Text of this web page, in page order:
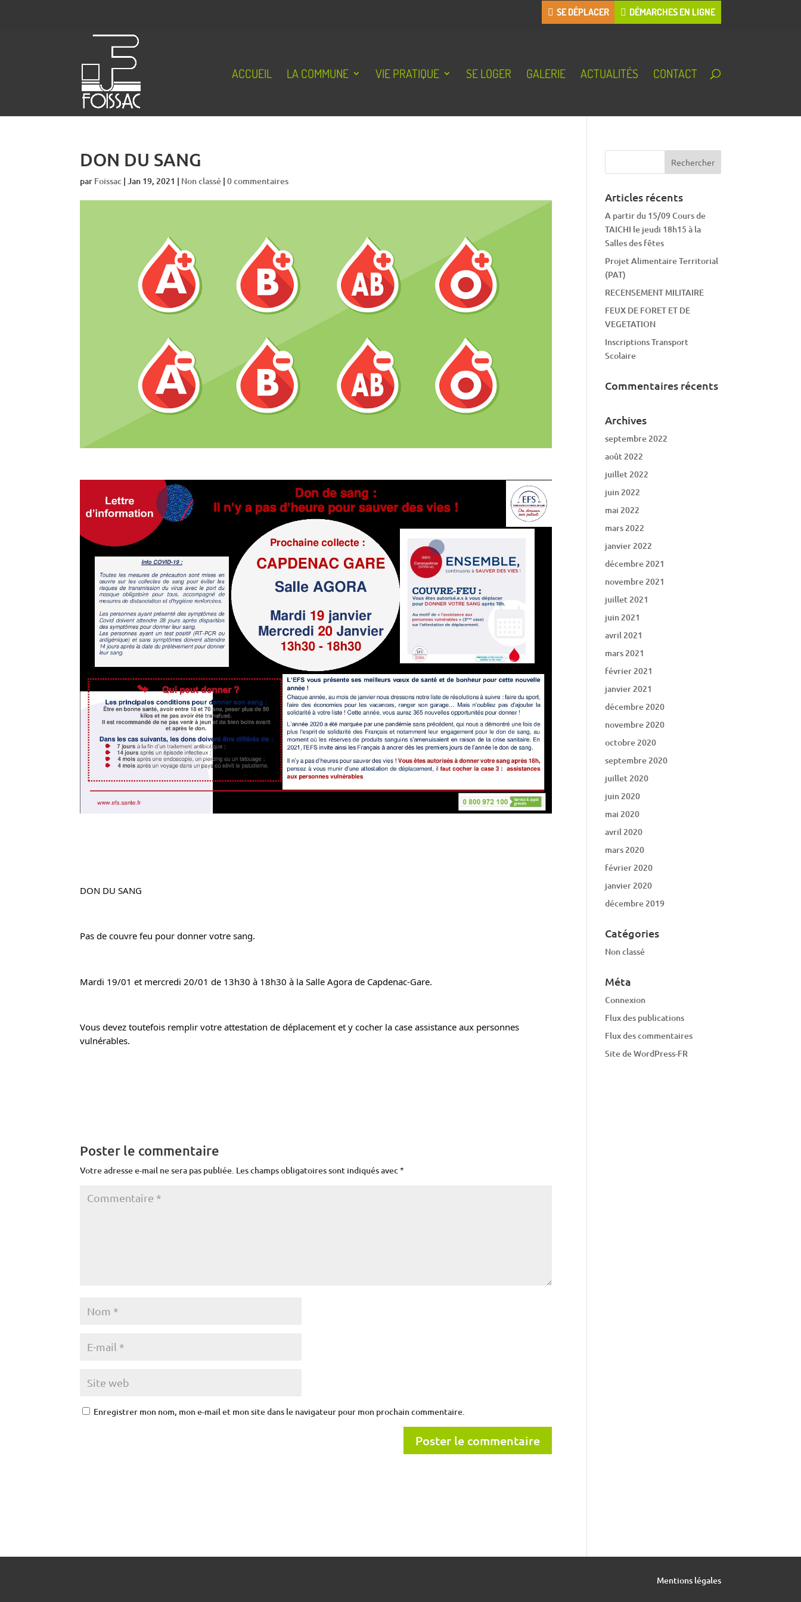
SE DÉPLACER DÉMARCHES EN LIGNE
ACCUEIL LA COMMUNE VIE PRATIQUE SE LOGER GALERIE ACTUALITÉS CONTACT
DON DU SANG
par Foissac |Jan 19, 2021 | Non classé |0 commentaires
DON DU SANG
Pas de couvre feu pour donner votre sang.
Mardi 19/01 et mercredi 20/01 de 13h30 à 18h30 à la Salle Agora de Capdenac-Gare.
Vous devez toutefois remplir votre attestation de déplacement et y cocher la case assistance aux personnes
vulnérables.
Poster le commentaire
Votre adresse e-mail ne sera pas publiée. Les champs obligatoires sont indiqués avec*
Enregistrer mon nom, mon e-mail et mon site dans le navigateur pour mon prochain commentaire.
Articles récents
A partir du 15/09 Cours de
TAICHI le jeudi 18h15 à la
Salles des fêtes
Projet Alimentaire Territorial
(PAT)
RECENSEMENT MILITAIRE
FEUX DE FORET ET DE
VEGETATION
Inscriptions Transport
Scolaire
Commentaires récents
Archives
septembre 2022
août 2022
juillet 2022
juin 2022
mai 2022
mars 2022
janvier 2022
décembre 2021
novembre 2021
juillet 2021
juin 2021
avril 2021
mars 2021
février 2021
janvier 2021
décembre 2020
novembre 2020
octobre 2020
septembre 2020
juillet 2020
juin 2020
mai 2020
avril 2020
mars 2020
février 2020
janvier 2020
décembre 2019
Catégories
Non classé
Méta
Connexion
Flux des publications
Flux des commentaires
Site de WordPress-FR
Mentions légales